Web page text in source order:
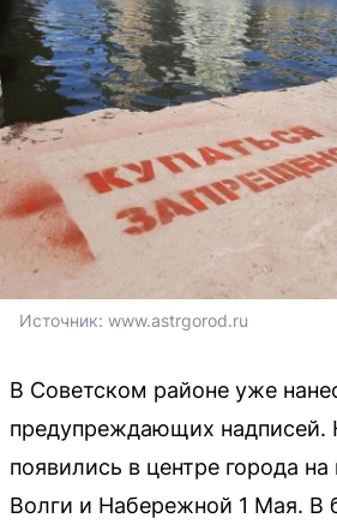
Источник: www.astrgorod.ru
В Советском районе уже
предупреждающих надписей.
появились в центре города
Волги и Набережной 1 Мая. В